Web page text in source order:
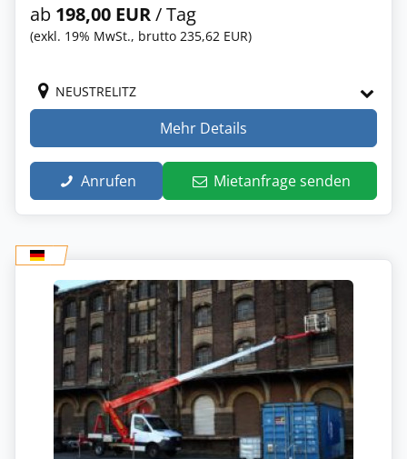
ab 198,00 EUR/ Tag
(exkl. 19% MwSt., brutto 235,62 EUR)
NEUSTRELITZ
Mehr Details
Anrufen Mietanfrage senden